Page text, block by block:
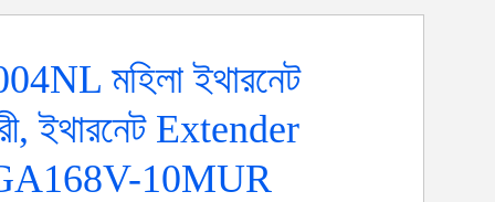
মহিলা ইথারনেট
ইথারনেট Extender
10MUR